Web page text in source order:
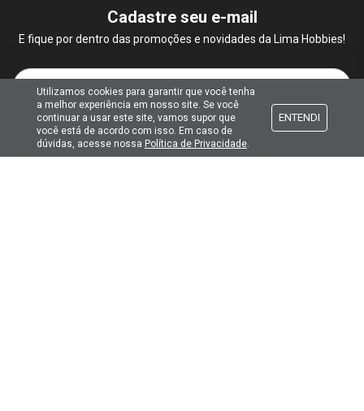
Cadastre seu e-mail
E fique por dentro das promoções e novidades da Lima Hobbies!
E-mail
Utilizamos cookies para garantir que você tenha
a melhor experiência em nosso site. Se você
continuar a usar este site, vamos supor que
você está de acordo com isso. Em caso de
dúvidas, acesse nossa Política de Privacidade.
ENTENDI